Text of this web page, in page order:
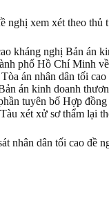
xem xét theo
kháng nghị Bản án
phố Hồ Chí Minh
án nhân dân tối
án kinh doanh
tuyên bố Hợp
xét xử sơ thẩm lại
nhân dân tối cao đề